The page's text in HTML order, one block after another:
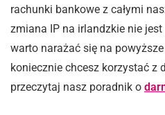
rachunki bankowe z całymi
zmiana IP na irlandzkie nie
warto narażać się na
koniecznie chcesz korzystać z
przeczytaj nasz poradnik o